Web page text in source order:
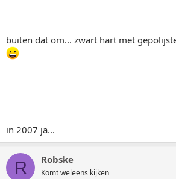
buiten dat om... zwart hart met
in 2007 ja...
R Robske
Komt weleens kijken